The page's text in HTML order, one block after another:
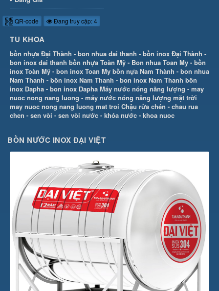
QR-code Đang truy cập: 4
TU KHOA
bồn nhựa Đại Thành - bon nhua dai thanh - bồn inox Đại Thành -
bon inox dai thanh bồn nhựa Toàn Mỹ - Bon nhua Toan My - bồn
inox Toàn Mỹ - bon inox Toan My bồn nựa Nam Thành - bon nhua
Nam Thanh - bồn inox Nam Thanh - bon inox Nam Thanh bồn
inox Dapha - bon inox Dapha Máy nước nóng năng lượng - may
nuoc nong nang luong - máy nước nóng năng lượng mặt trời
may nuoc nong nang luong mat troi Chậu rửa chén - chau rua
chen - sen vòi - sen vòi nước - khóa nước - khoa nuoc
BỒN NƯỚC INOX ĐẠI VIỆT